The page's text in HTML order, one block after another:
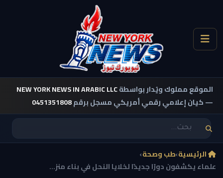
الموقع مملوك ويُدار بواسطةNEW YORK NEWS IN ARABIC LLC
— كيان إعلامي رقمي أمريكي مسجل برقم0451351808
الرئيسية›طب وصحة›
علماء يكشفون دورًا جديدًا لخلايا النحل في بناء منز...